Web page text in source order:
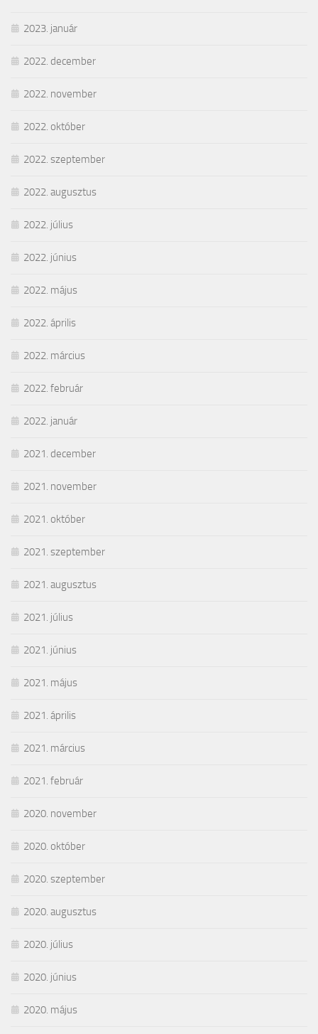
2023. január
2022. december
2022. november
2022. október
2022. szeptember
2022. augusztus
2022. július
2022. június
2022. május
2022. április
2022. március
2022. február
2022. január
2021. december
2021. november
2021. október
2021. szeptember
2021. augusztus
2021. július
2021. június
2021. május
2021. április
2021. március
2021. február
2020. november
2020. október
2020. szeptember
2020. augusztus
2020. július
2020. június
2020. május